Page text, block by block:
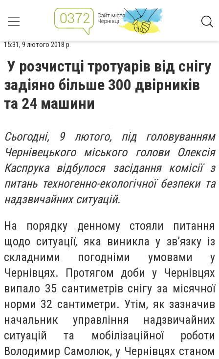
15:31, 9 лютого 2018 р.
У розчистці тротуарів від снігу
задіяно більше 300 двірників
та 24 машини
Сьогодні, 9 лютого, під головуванням
Чернівецького міського голови Олексія
Каспрука відбулося засідання комісії з
питань техногенно-екологічної безпеки та
надзвичайних ситуацій.
На порядку денному стояли питання
щодо ситуації, яка виникла у зв’язку із
складними погодніми умовами у
Чернівцях. Протягом доби у Чернівцях
випало 35 сантиметрів снігу за місячної
норми 32 сантиметри. Утім, як зазначив
начальник управління надзвичайних
ситуацій та мобілізаційної роботи
Володимир Самолюк, у Чернівцях станом